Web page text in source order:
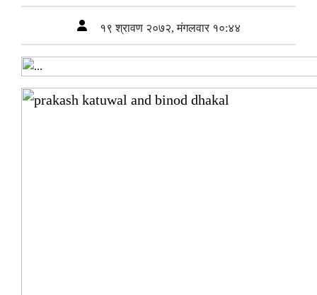
१९ श्रावण २०७२, मंगलवार १०:४४